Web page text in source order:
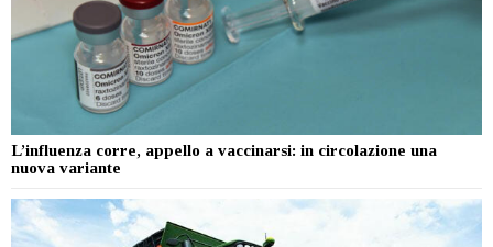
L’influenza corre, appello a vaccinarsi: in circolazione una
nuova variante